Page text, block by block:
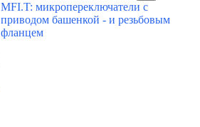
MFI.T: микропереключатели с
приводом башенкой - и резьбовым
фланцем